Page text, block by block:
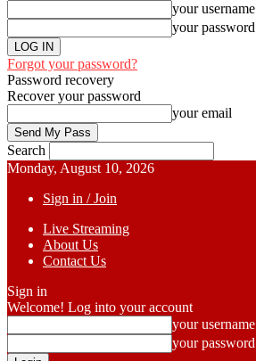
your username
your password
Forgot your password?
Password recovery
Recover your password
your email
Search
Monday, August 10, 2026
Sign in / Join
Live Streaming
About Us
Contact Us
Sign in
Welcome! Log into your account
your username
your password